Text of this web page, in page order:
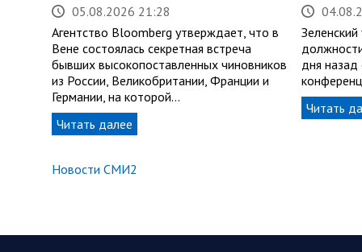
05.08.2026 21:28
Агентство Bloomberg утверждает, что в
Вене состоялась секретная встреча
бывших высокопоставленных чиновников
из России, Великобритании, Франции и
Германии, на которой…
Читать далее
дня
Читать
Новости СМИ2